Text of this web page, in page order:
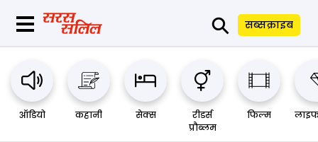
⚲ सब्सक्राइब
ऑडियो कहानी सेक्स
रीडर्स
प्रौब्लम
फिल्म